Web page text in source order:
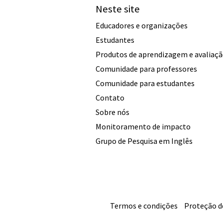
Neste site
Educadores e organizações
Estudantes
Produtos de aprendizagem e
Comunidade para professores
Comunidade para estudantes
Contato
Sobre nós
Monitoramento de impacto
Grupo de Pesquisa em Inglês
Termos e condições Proteção